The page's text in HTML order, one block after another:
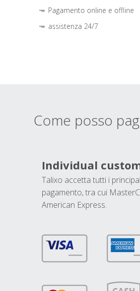
Pagamento online e offline
assistenza 24/7
Come posso
Individual
Talixo accetta tutti i
pagamento, tra cui
American Express.